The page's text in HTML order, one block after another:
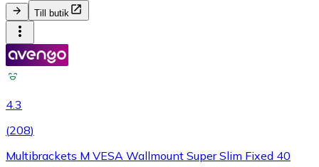
Till butik
4.3
(208)
Multibrackets M VESA Wallmount Super Slim Fixed 40